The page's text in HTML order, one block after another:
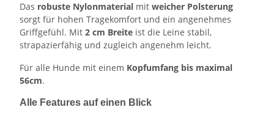
Das robuste Nylonmaterial mit weicher Polsterung
sorgt für hohen Tragekomfort und ein angenehmes
Griffgefühl. Mit 2 cm Breite ist die Leine stabil,
strapazierfähig und zugleich angenehm leicht.
Für alle Hunde mit einem Kopfumfang bis maximal
56cm.
Alle Features auf einen Blick